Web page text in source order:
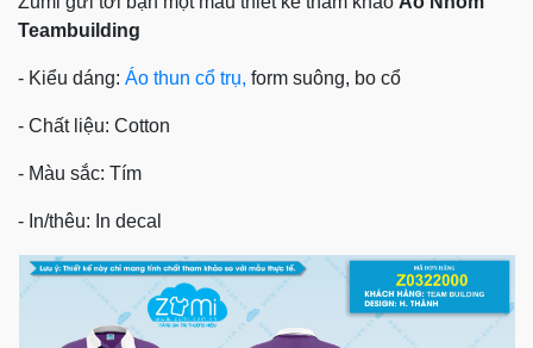
Teambuilding
- Kiểu dáng: Áo thun cổ trụ, form suông, bo cổ
- Chất liệu: Cotton
- Màu sắc: Tím
- In/thêu: In decal